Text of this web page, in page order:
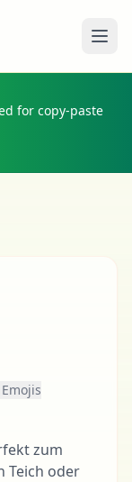
for copy-paste
zum
Teich oder